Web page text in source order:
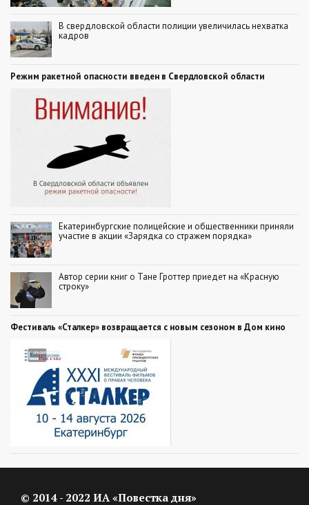
В свердловской области полиции увеличилась нехватка
кадров
Режим ракетной опасности введен в Свердловской области
Екатеринбургские полицейские и общественники приняли
участие в акции «Зарядка со стражем порядка»
Автор серии книг о Тане Гроттер приедет на «Красную
строку»
Фестиваль «Сталкер» возвращается с новым сезоном в Дом кино
© 2014 - 2022 ИА «Повестка дня»